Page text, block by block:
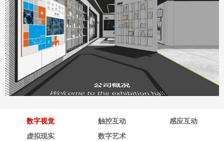
深海企业展厅
地点：广东省深圳市
数字视觉 触控互动
感应互动
虚拟现实
数字艺术